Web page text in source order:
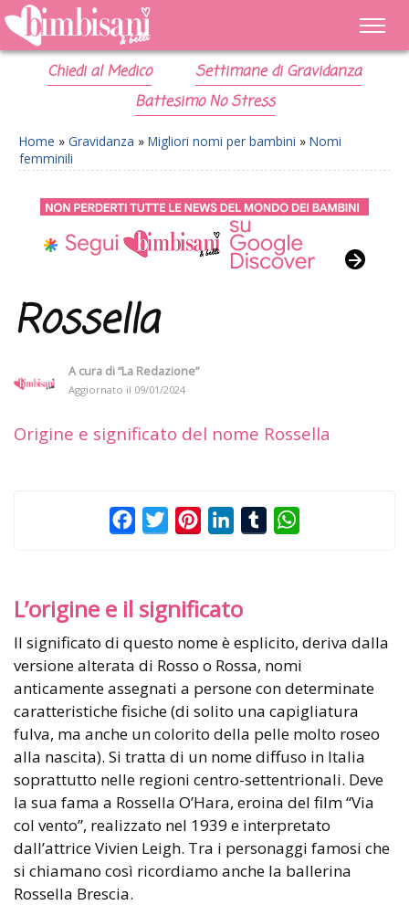
Chiedi al Medico
Settimane di Gravidanza
Battesimo No Stress
Home » Gravidanza » Migliori nomi per bambini » Nomi
femminili
Rossella
A cura di“La Redazione”
Aggiornato il 09/01/2024
Origine e significato del nome Rossella
FacebookTwitterPinterestLinkedInTumblr
L’origine e il significato
Il significato di questo nome è esplicito, deriva dalla
versione alterata di Rosso o Rossa, nomi
anticamente assegnati a persone con determinate
caratteristiche fisiche (di solito una capigliatura
fulva, ma anche un colorito della pelle molto roseo
alla nascita). Si tratta di un nome diffuso in Italia
soprattutto nelle regioni centro-settentrionali. Deve
la sua fama a Rossella O’Hara, eroina del film “Via
col vento”, realizzato nel 1939 e interpretato
dall’attrice Vivien Leigh. Tra i personaggi famosi che
si chiamano così ricordiamo anche la ballerina
Rossella Brescia.